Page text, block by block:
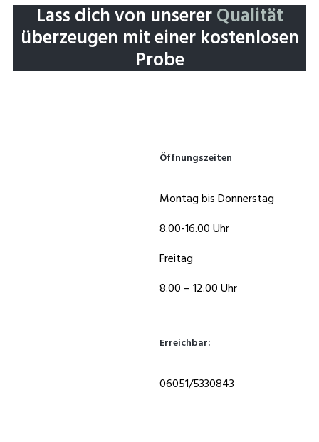
Lass dich von unsererQualität
überzeugen mit einer kostenlosen
Probe
Öffnungszeiten
Montag bis Donnerstag
8.00-16.00 Uhr
Freitag
8.00 – 12.00 Uhr
Erreichbar:
06051/5330843